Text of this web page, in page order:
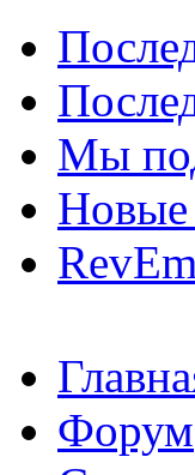
Мы
Новые
Форум